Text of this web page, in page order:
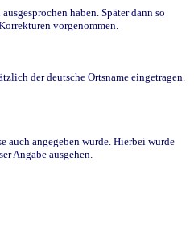
haben. Später dann so
vorgenommen.
der deutsche Ortsname eingetragen.
auch angegeben wurde. Hierbei wurde
Angabe ausgehen.